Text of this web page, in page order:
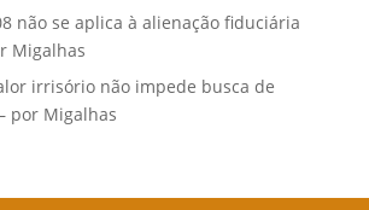
não se aplica à alienação fiduciária
Migalhas
irrisório não impede busca de
por Migalhas